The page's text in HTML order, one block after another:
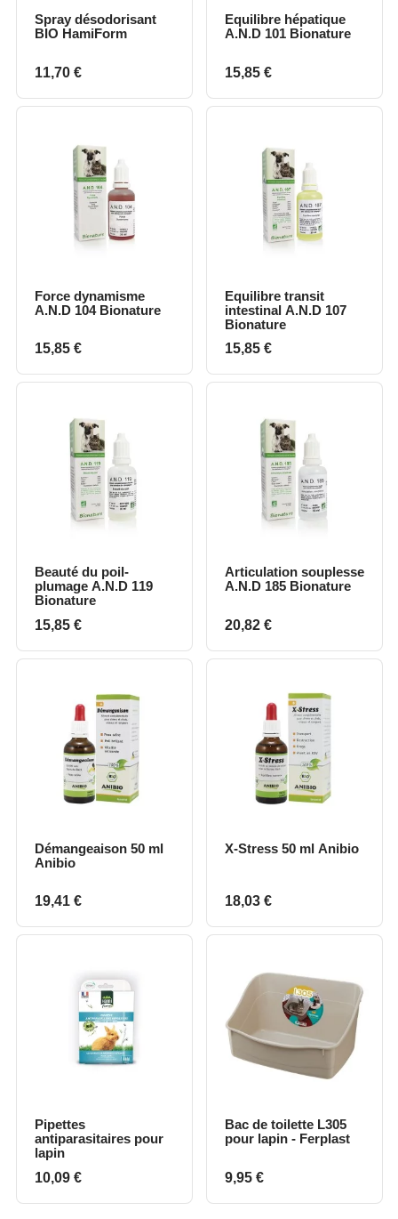
Spray désodorisant
BIO HamiForm
Prix
11,70 €
Equilibre hépatique
A.N.D 101 Bionature
Prix
15,85 €
Force dynamisme
A.N.D 104 Bionature
Prix
15,85 €
Equilibre transit
intestinal A.N.D 107
Bionature
Prix
15,85 €
Beauté du poil-
plumage A.N.D 119
Bionature
Prix
15,85 €
Articulation souplesse
A.N.D 185 Bionature
Prix
20,82 €
Démangeaison 50 ml
Anibio
Prix
19,41 €
X-Stress 50 ml Anibio
Prix
18,03 €
Pipettes
antiparasitaires pour
lapin
Prix
10,09 €
Bac de toilette L305
pour lapin - Ferplast
Prix
9,95 €